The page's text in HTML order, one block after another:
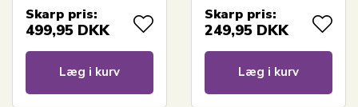
Skarp pris:
499,95 DKK
Læg i kurv
Skarp pris:
249,95 DKK
Læg i kurv